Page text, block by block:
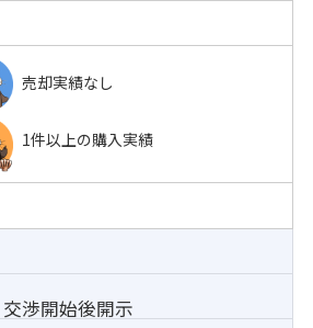
売却実績なし
1件以上の購入実績
交渉開始後開示